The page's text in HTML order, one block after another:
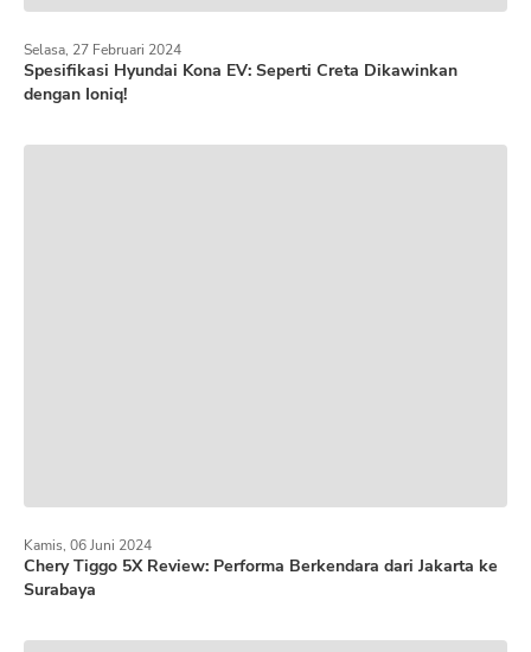
Spesifikasi Hyundai Kona EV: Seperti Creta Dikawinkan
dengan Ioniq!
Selasa, 27 Februari 2024
Chery Tiggo 5X Review: Performa Berkendara dari Jakarta ke
Surabaya
Kamis, 06 Juni 2024